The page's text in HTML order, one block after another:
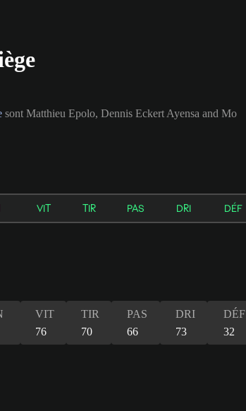
sont Matthieu Epolo, Dennis Eckert Ayensa and Mo
VIT TIR PAS DRI DÉF
VIT
76
TIR
70
PAS
66
DRI
73
DÉF
32